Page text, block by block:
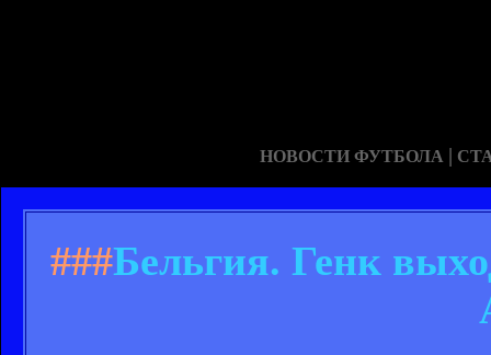
НОВОСТИ ФУТБОЛА |
###Бельгия. Генк